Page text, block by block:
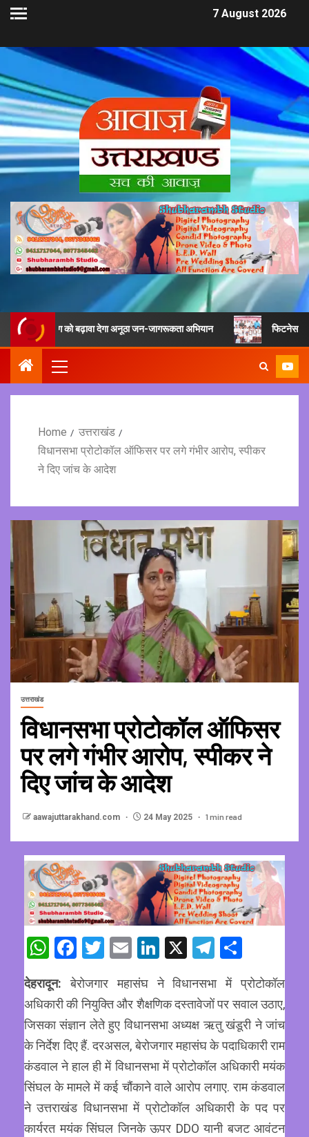
7 August 2026
को बढ़ावा देगा अनूठा जन-जागरूकता अभियान फिटनेस का मूल मंत्र है
Home
उत्तराखंड
विधानसभा प्रोटोकॉल ऑफिसर पर लगे गंभीर आरोप, स्पीकर
ने दिए जांच के आदेश
उत्तराखंड
विधानसभा प्रोटोकॉल ऑफिसर
पर लगे गंभीर आरोप, स्पीकर ने
दिए जांच के आदेश
aawajuttarakhand.com 24 May 2025 1 min read
WhatsApp
Facebook
Twitter
EmailLinkedIn
X Telegram
देहरादून:
बेरोजगार महासंघ ने विधानसभा में प्रोटोकॉल
अधिकारी की नियुक्ति और शैक्षणिक दस्तावेजों पर सवाल उठाए,
जिसका संज्ञान लेते हुए विधानसभा अध्यक्ष ऋतु खंडूरी ने जांच
के निर्देश दिए हैं. दरअसल, बेरोजगार महासंघ के पदाधिकारी राम
कंडवाल ने हाल ही में विधानसभा में प्रोटोकॉल अधिकारी मयंक
सिंघल के मामले में कई चौंकाने वाले आरोप लगाए. राम कंडवाल
ने उत्तराखंड विधानसभा में प्रोटोकॉल अधिकारी के पद पर
कार्यरत मयंक सिंघल जिनके ऊपर DDO यानी बजट आवंटन